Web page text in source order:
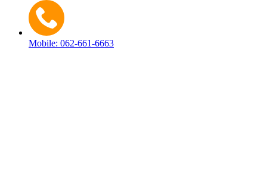
Mobile: 062-661-6663